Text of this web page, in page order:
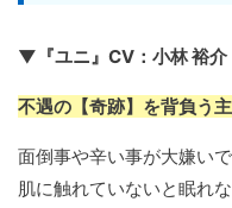
▼『ユニ』CV：小林 裕介
不遇の【奇跡】を背負う主
面倒事や辛い事が大嫌い
肌に触れていないと眠れ